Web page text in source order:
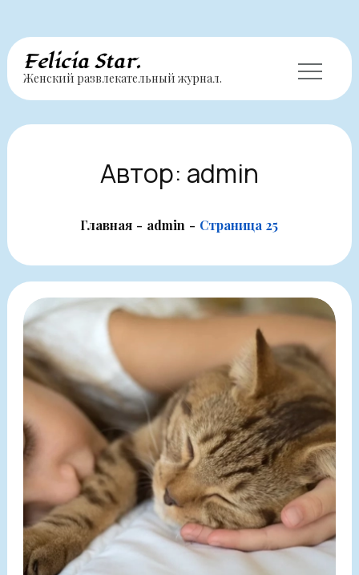
Перейти
содержимому
Felicia Star.
Женский развлекательный журнал.
Автор: admin
Главная admin Страница 25